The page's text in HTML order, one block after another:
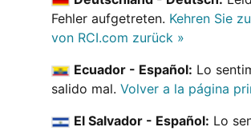
Fehler aufgetreten. Kehren Sie
von RCI.com zurück »
Ecuador - Español: Lo
salido mal. Volver a la página
El Salvador - Español: Lo